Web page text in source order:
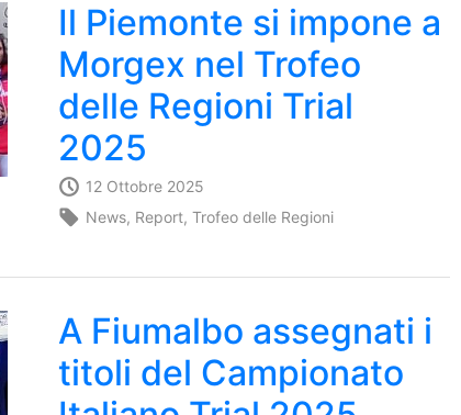
Il Piemonte si impone a
Morgex nel Trofeo
delle Regioni Trial
2025
12 Ottobre 2025
News, Report, Trofeo delle Regioni
A Fiumalbo assegnati i
titoli del Campionato